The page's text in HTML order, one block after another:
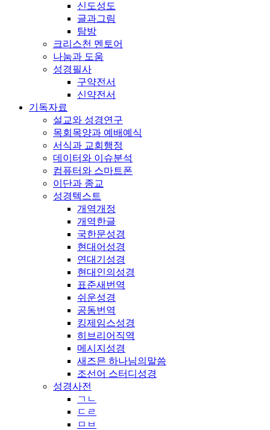
신도성도
글과그림
탐방
크리스천 멘토어
나눔과 도움
성경필사
구약전서
신약전서
기독자료
설교와 성경연구
목회목양과 예배예식
서식과 교회행정
데이터와 이슈분석
컴퓨터와 스마트폰
이단과 종교
성경텍스트
개역개정
개역한글
국한문성경
현대어성경
연대기성경
현대인의성경
표준새번역
쉬운성경
공동번역
킹제임스성경
히브리어직역
메시지성경
새즈믄 하나님의말씀
조선어 스터디성경
성경사전
ㄱㄴ
ㄷㄹ
ㅁㅂ